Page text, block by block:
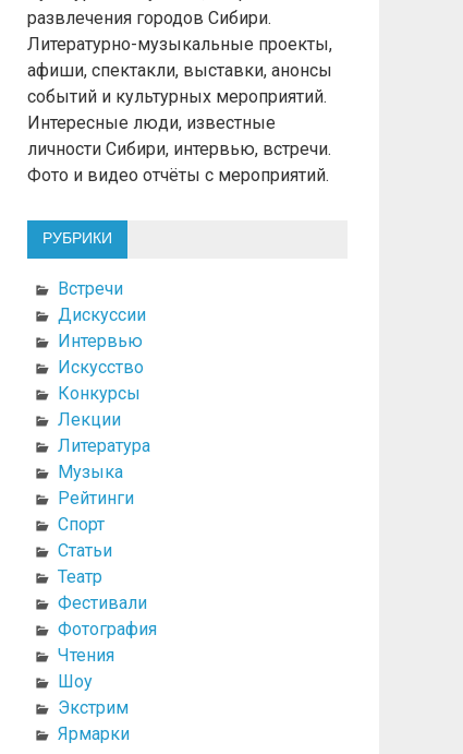
развлечения городов Сибири.
Литературно-музыкальные проекты,
афиши, спектакли, выставки, анонсы
событий и культурных мероприятий.
Интересные люди, известные
личности Сибири, интервью, встречи.
Фото и видео отчёты с мероприятий.
РУБРИКИ
Встречи
Дискуссии
Интервью
Искусство
Конкурсы
Лекции
Литература
Музыка
Рейтинги
Спорт
Статьи
Театр
Фестивали
Фотография
Чтения
Шоу
Экстрим
Ярмарки